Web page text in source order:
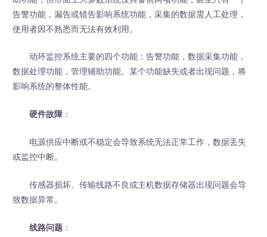
告警功能，漏告或错告影响系统功能，采集的数据需人工处理，
使用者因不熟悉而无法有效利用。
动环监控系统主要的四个功能：告警功能，数据采集功能，
数据处理功能，管理辅助功能。某个功能缺失或者出现问题，将
影响系统的整体性能。
硬件故障 ：
电源供应中断或不稳定会导致系统无法正常工作，数据丢失
或监控中断。
传感器损坏、传输线路不良或主机数据存储器出现问题会导
致数据异常。
线路问题 ：